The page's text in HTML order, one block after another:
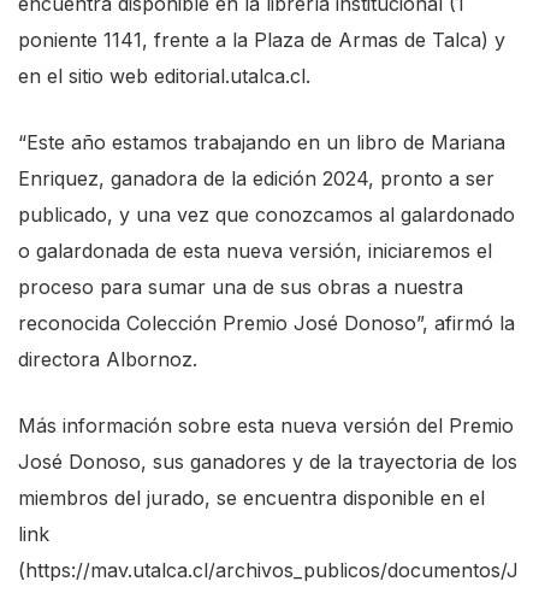
poniente 1141, frente a la Plaza de Armas de Talca) y
en el sitio web editorial.utalca.cl.
“Este año estamos trabajando en un libro de Mariana
Enriquez, ganadora de la edición 2024, pronto a ser
publicado, y una vez que conozcamos al galardonado
o galardonada de esta nueva versión, iniciaremos el
proceso para sumar una de sus obras a nuestra
reconocida Colección Premio José Donoso”, afirmó la
directora Albornoz.
Más información sobre esta nueva versión del Premio
José Donoso, sus ganadores y de la trayectoria de los
miembros del jurado, se encuentra disponible en el
link
(https://mav.utalca.cl/archivos_publicos/documentos/J